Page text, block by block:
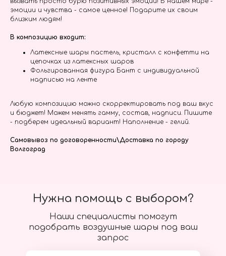
эмоции и чувства - самое ценное! Подарите их своим
близким людям!
В композицию входит:
Латексные шары пастель, кристалл с конфетти на
цепочках из латексных шаров
Фольгированная фигура Бант с индивидуальной
надписью на ленте
Любую композицию можно скорректировать под ваш вкус
и бюджет! Можем менять гамму, состав, надписи. Пишите
- подберем идеальный вариант! Наполнение - гелий.
Самовывоз по договоренности\Доставка по городу
Волгоград
Наши специалисты помогут
подобрать воздушные шары под ваш
запрос
Нужна помощь с выбором?